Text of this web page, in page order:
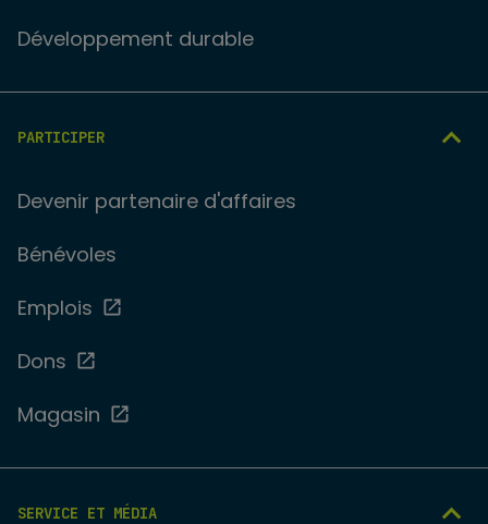
Développement durable
PARTICIPER
Devenir partenaire d'affaires
Bénévoles
Emplois
Dons
Magasin
SERVICE ET MÉDIA